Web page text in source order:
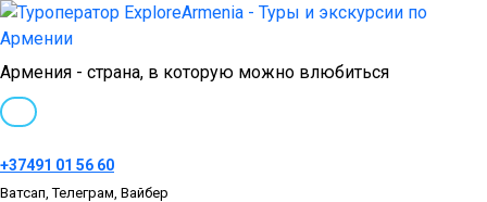
Армения - страна, в которую можно влюбиться
+37491 01 56 60
Ватсап, Телеграм, Вайбер